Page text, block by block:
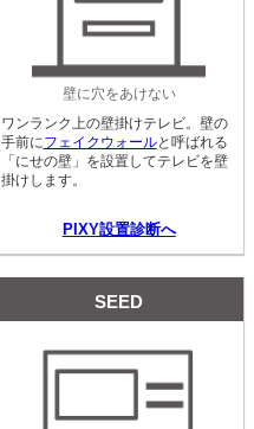
壁に穴をあけない
ワンランク上の壁掛けテレビ。壁の
手前にフェイクウォールと呼ばれる
「にせの壁」を設置してテレビを壁
掛けします。
PIXY設置診断へ
SEED